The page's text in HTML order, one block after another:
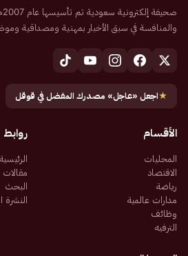
والمنافسة في سبق الأخبار بمهنية ومصداقية
★اجعل «عاجل» مصدرك المفضل في قوقل
الأقسام
المحليات
الاقتصاد
رياضة
مدارات عالمية
وظائف
الترفيه
الرئيسية
مقالات
البحث
النشرة